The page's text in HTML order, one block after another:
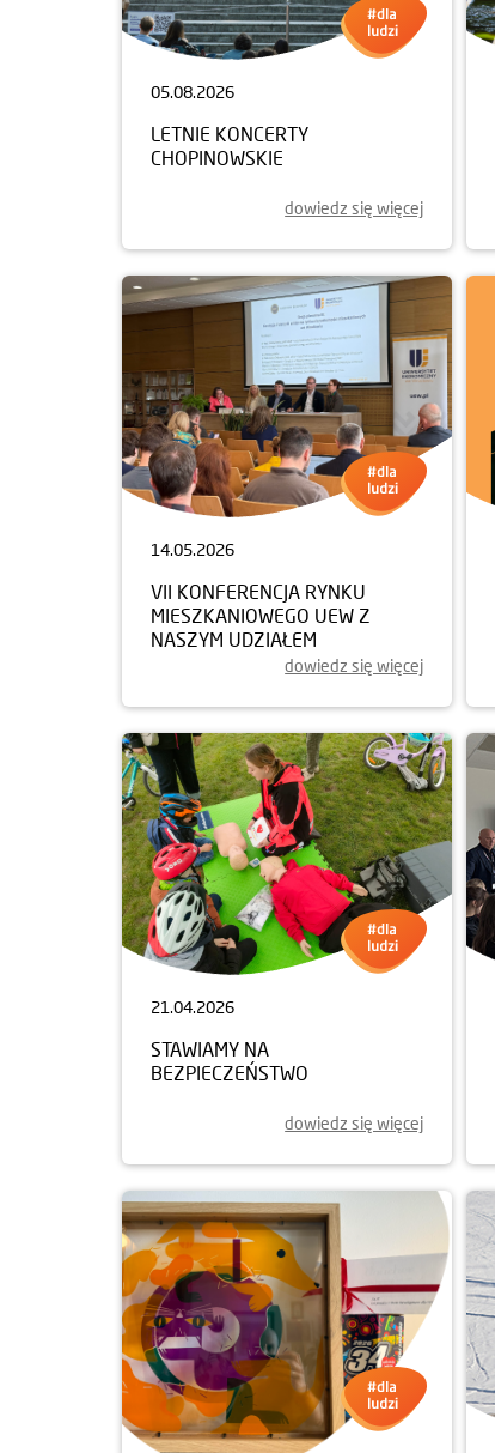
05.08.2026
LETNIE KONCERTY
CHOPINOWSKIE
dowiedz się więcej
14.05.2026
VII KONFERENCJA RYNKU
MIESZKANIOWEGO UEW Z
NASZYM UDZIAŁEM
dowiedz się więcej
21.04.2026
STAWIAMY NA
BEZPIECZEŃSTWO
dowiedz się więcej